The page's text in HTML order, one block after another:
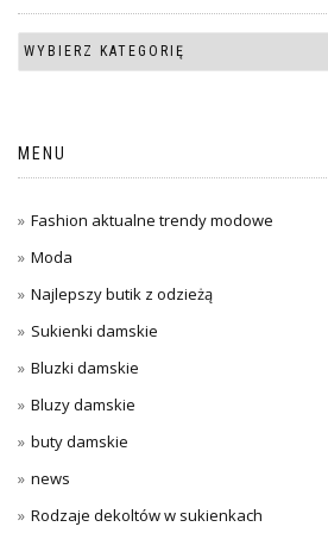
MENU
Fashion aktualne trendy modowe
Moda
Najlepszy butik z odzieżą
Sukienki damskie
Bluzki damskie
Bluzy damskie
buty damskie
news
Rodzaje dekoltów w sukienkach